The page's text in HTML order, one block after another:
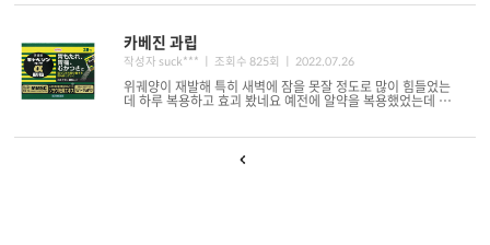
카베진 과립
작성자 suck*** ㅣ 조회수 825회 ㅣ 2022.07.26
위궤양이 재발해 특히 새벽에 잠을 못잘 정도로 많이 힘들었는
데 하루 복용하고 효괴 봤네요 예전에 알약을 복용했었는데 과